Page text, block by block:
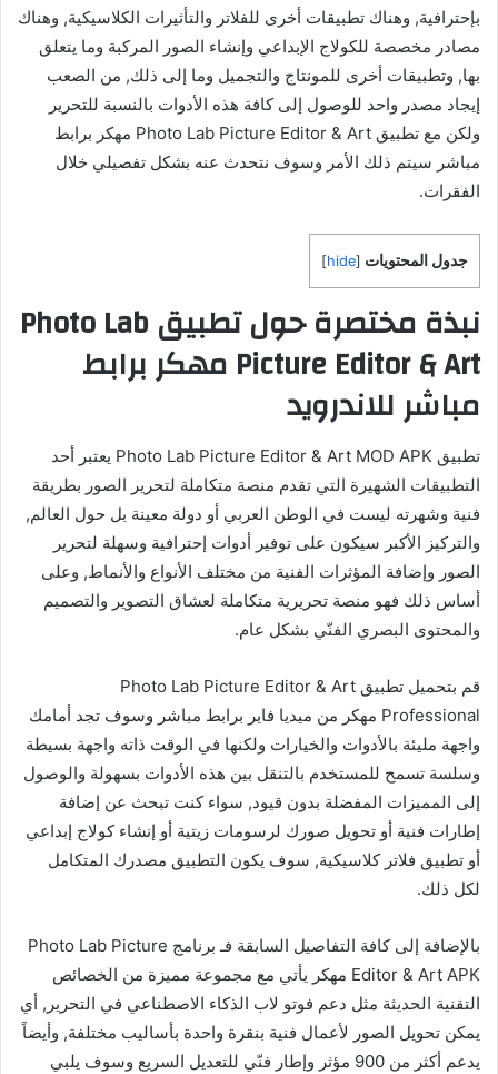
بإحترافية, وهناك تطبيقات أخرى للفلاتر والتأثيرات الكلاسيكية, وهناك
مصادر مخصصة للكولاج الإبداعي وإنشاء الصور المركبة وما يتعلق
بها, وتطبيقات أخرى للمونتاج والتجميل وما إلى ذلك, من الصعب
إيجاد مصدر واحد للوصول إلى كافة هذه الأدوات بالنسبة للتحرير
ولكن مع تطبيق Photo Lab Picture Editor & Art مهكر برابط
مباشر سيتم ذلك الأمر وسوف نتحدث عنه بشكل تفصيلي خلال
الفقرات.
جدول المحتويات [
hide
]
نبذة مختصرة حول تطبيق Photo Lab
Picture Editor & Art مهكر برابط
مباشر للاندرويد
تطبيق Photo Lab Picture Editor & Art MOD APK يعتبر أحد
التطبيقات الشهيرة التي تقدم منصة متكاملة لتحرير الصور بطريقة
فنية وشهرته ليست في الوطن العربي أو دولة معينة بل حول العالم,
والتركيز الأكبر سيكون على توفير أدوات إحترافية وسهلة لتحرير
الصور وإضافة المؤثرات الفنية من مختلف الأنواع والأنماط, وعلى
أساس ذلك فهو منصة تحريرية متكاملة لعشاق التصوير والتصميم
والمحتوى البصري الفنّي بشكل عام.
قم بتحميل تطبيق Photo Lab Picture Editor & Art
Professional مهكر من ميديا فاير برابط مباشر وسوف تجد أمامك
واجهة مليئة بالأدوات والخيارات ولكنها في الوقت ذاته واجهة بسيطة
وسلسة تسمح للمستخدم بالتنقل بين هذه الأدوات بسهولة والوصول
إلى المميزات المفضلة بدون قيود, سواء كنت تبحث عن إضافة
إطارات فنية أو تحويل صورك لرسومات زيتية أو إنشاء كولاج إبداعي
أو تطبيق فلاتر كلاسيكية, سوف يكون التطبيق مصدرك المتكامل
لكل ذلك.
بالإضافة إلى كافة التفاصيل السابقة فـ برنامج Photo Lab Picture
Editor & Art APK مهكر يأتي مع مجموعة مميزة من الخصائص
التقنية الحديثة مثل دعم فوتو لاب الذكاء الاصطناعي في التحرير, أي
يمكن تحويل الصور لأعمال فنية بنقرة واحدة بأساليب مختلفة, وأيضاً
يدعم أكثر من 900 مؤثر وإطار فنّي للتعديل السريع وسوف يلبي